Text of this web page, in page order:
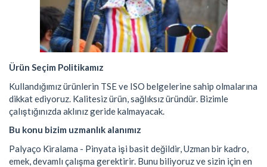
Ürün Seçim Politikamız
Kullandığımız ürünlerin TSE ve ISO belgelerine sahip olmalarına
dikkat ediyoruz. Kalitesiz ürün, sağlıksız üründür. Bizimle
çalıştığınızda aklınız geride kalmayacak.
Bu konu bizim uzmanlık alanımız
Palyaço Kiralama - Pinyata işi basit değildir, Uzman bir kadro,
emek, devamlı çalışma gerektirir. Bunu biliyoruz ve sizin için en